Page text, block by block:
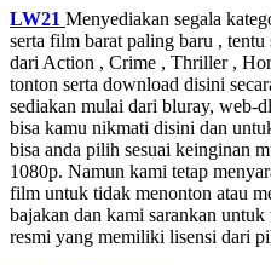
LW21 Menyediakan segala
serta film barat paling baru ,
dari Action , Crime , Thriller ,
tonton serta download disini
sediakan mulai dari bluray, web-
bisa kamu nikmati disini dan
bisa anda pilih sesuai keinginan
1080p. Namun kami tetap
film untuk tidak menonton atau
bajakan dan kami sarankan
resmi yang memiliki lisensi dari